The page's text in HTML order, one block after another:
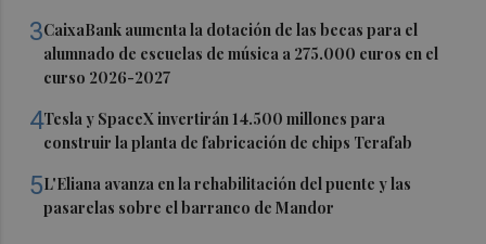
3CaixaBank aumenta la dotación de las becas para el
alumnado de escuelas de música a 275.000 euros en el
curso 2026-2027
4Tesla y SpaceX invertirán 14.500 millones para
construir la planta de fabricación de chips Terafab
5L'Eliana avanza en la rehabilitación del puente y las
pasarelas sobre el barranco de Mandor